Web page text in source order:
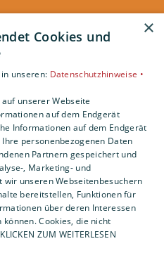
×
Cookies und
unseren: Datenschutzhinweise •
unserer Webseite
auf dem Endgerät
Informationen auf dem Endgerät
personenbezogenen Daten
Partnern gespeichert und
, Marketing- und
unseren Webseitenbesuchern
bereitstellen, Funktionen für
über deren Interessen
Cookies, die nicht
ZUM WEITERLESEN